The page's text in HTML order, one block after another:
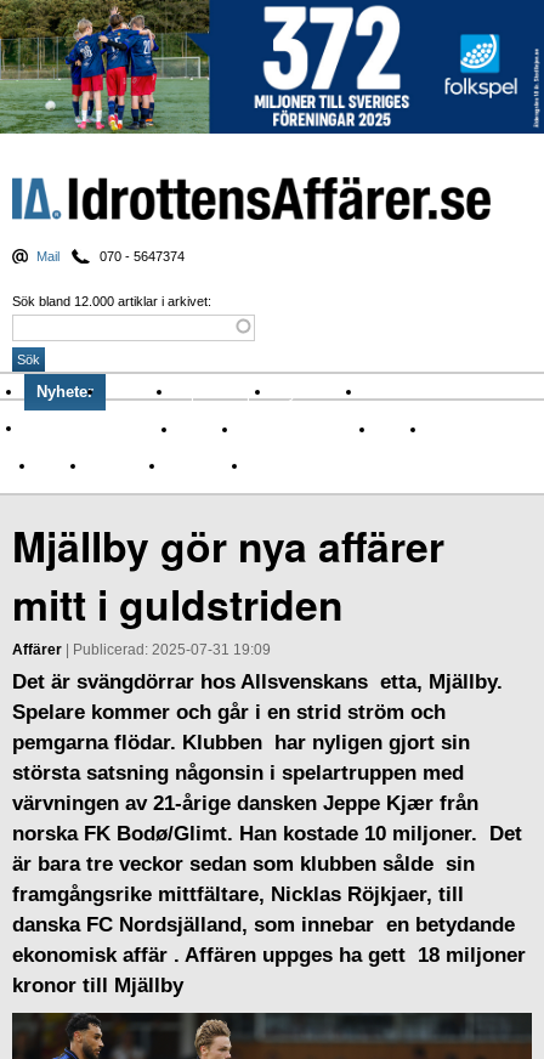
Mail 070 - 5647374
Sök bland 12.000 artiklar i arkivet:
Nyheter Krönikor Sport & spel Nyhetsbrev
Om Idrottens Affärer
Affärer I spåren av Corona Arena
Namn Sponsring TV-nyheter
Mjällby gör nya affärer
mitt i guldstriden
Affärer | Publicerad: 2025-07-31 19:09
Det är svängdörrar hos Allsvenskans etta, Mjällby.
Spelare kommer och går i en strid ström och
pemgarna flödar. Klubben har nyligen gjort sin
största satsning någonsin i spelartruppen med
värvningen av 21-årige dansken Jeppe Kjær från
norska FK Bodø/Glimt. Han kostade 10 miljoner. Det
är bara tre veckor sedan som klubben sålde sin
framgångsrike mittfältare, Nicklas Röjkjaer, till
danska FC Nordsjälland, som innebar en betydande
ekonomisk affär . Affären uppges ha gett 18 miljoner
kronor till Mjällby